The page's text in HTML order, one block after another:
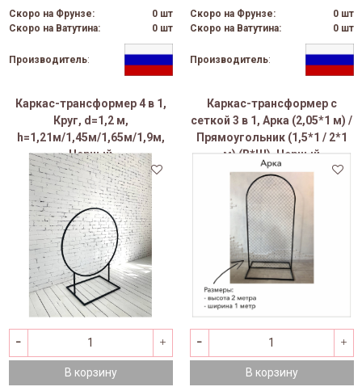
Скоро на Фрунзе:
0 шт
Скоро на Ватутина:
0 шт
Производитель:
Скоро на Фрунзе:
0 шт
Скоро на Ватутина:
0 шт
Производитель:
Каркас-трансформер 4 в 1,
Круг, d=1,2 м,
h=1,21м/1,45м/1,65м/1,9м,
Черный
В корзину
Каркас-трансформер с
сеткой 3 в 1, Арка (2,05*1 м) /
Прямоугольник (1,5*1 / 2*1
м) (В*Ш), Черный
В корзину